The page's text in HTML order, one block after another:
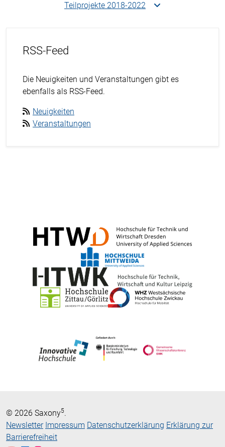
Teilprojekte 2018-2022
RSS-Feed
Die Neuigkeiten und Veranstaltungen gibt es
ebenfalls als RSS-Feed.
Neuigkeiten
Veranstaltungen
© 2026 Saxony5.
Newsletter Impressum Datenschutzerklärung Erklärung zur
Barrierefreiheit